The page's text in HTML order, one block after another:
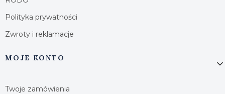
Polityka prywatności
Zwroty i reklamacje
MOJE KONTO
Twoje zamówienia